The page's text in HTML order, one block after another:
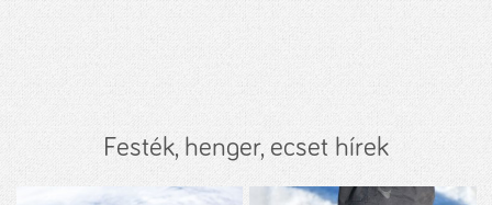
Festék, henger, ecset hírek